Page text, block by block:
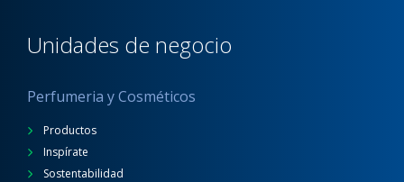
Unidades de negocio
Perfumeria y Cosméticos
Productos
Inspírate
Sostentabilidad